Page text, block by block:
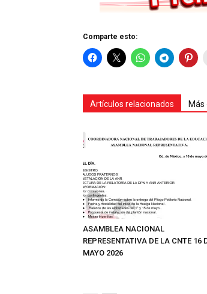
Comparte esto:
Artículos relacionados Más
ASAMBLEA NACIONAL
REPRESENTATIVA DE LA CNTE 16
MAYO 2026